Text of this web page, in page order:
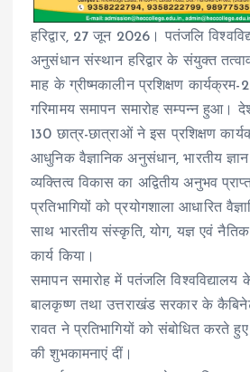
हरिद्वार, 27 जून 2026। पतंजलि
अनुसंधान संस्थान हरिद्वार के संयुक्त
माह के ग्रीष्मकालीन प्रशिक्षण
गरिमामय समापन समारोह सम्पन्न हुआ।
130 छात्र-छात्राओं ने इस प्रशिक्षण
आधुनिक वैज्ञानिक अनुसंधान, भारतीय
व्यक्तित्व विकास का अद्वितीय अनुभव
प्रतिभागियों को प्रयोगशाला आधारित
साथ भारतीय संस्कृति, योग, यज्ञ एवं
कार्य किया।
समापन समारोह में पतंजलि
बालकृष्ण तथा उत्तराखंड सरकार के
रावत ने प्रतिभागियों को संबोधित करते
की शुभकामनाएं दीं।